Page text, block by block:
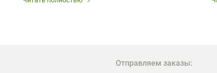
Отправляем заказы: